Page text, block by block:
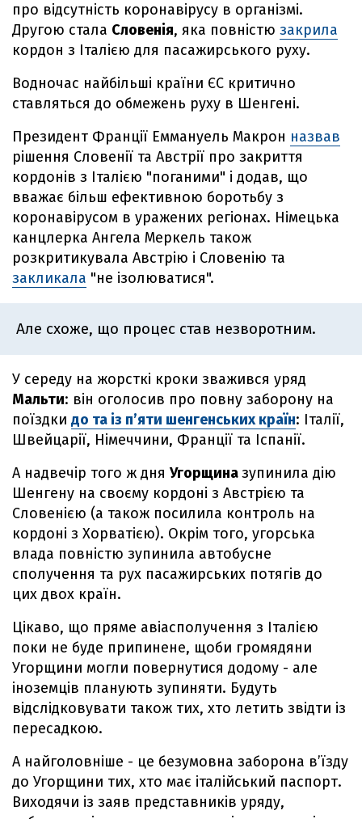
про відсутність коронавірусу в організмі.
Другою стала Словенія, яка повністю закрила
кордон з Італією для пасажирського руху.
Водночас найбільші країни ЄС критично
ставляться до обмежень руху в Шенгені.
Президент Франції Еммануель Макрон назвав
рішення Словенії та Австрії про закриття
кордонів з Італією "поганими" і додав, що
вважає більш ефективною боротьбу з
коронавірусом в уражених регіонах. Німецька
канцлерка Ангела Меркель також
розкритикувала Австрію і Словенію та
закликала "не ізолюватися".
Але схоже, що процес став незворотним.
У середу на жорсткі кроки зважився уряд
Мальти: він оголосив про повну заборону на
поїздки до та із п’яти шенгенських країн: Італії,
Швейцарії, Німеччини, Франції та Іспанії.
А надвечір того ж дня Угорщиназупинила дію
Шенгену на своєму кордоні з Австрією та
Словенією (а також посилила контроль на
кордоні з Хорватією). Окрім того, угорська
влада повністю зупинила автобусне
сполучення та рух пасажирських потягів до
цих двох країн.
Цікаво, що пряме авіасполучення з Італією
поки не буде припинене, щоби громядяни
Угорщини могли повернутися додому - але
іноземців планують зупиняти. Будуть
відслідковувати також тих, хто летить звідти із
пересадкою.
А найголовніше - це безумовна заборона в’їзду
до Угорщини тих, хто має італійський паспорт.
Виходячи із заяв представників уряду,